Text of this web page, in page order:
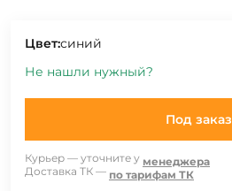
Цвет:синий
Не нашли нужный?
Под заказ
Курьер — уточните у менеджера
Доставка ТК — по тарифам ТК